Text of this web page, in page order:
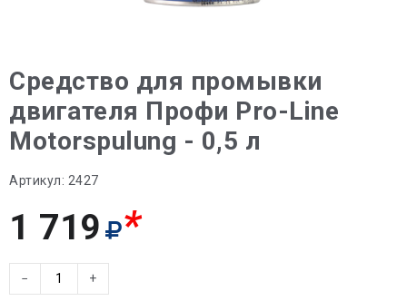
Средство для промывки
двигателя Профи Pro-Line
Motorspulung - 0,5 л
Артикул: 2427
1 719 *
− +